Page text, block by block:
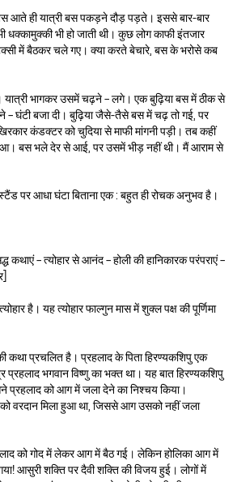
आते ही यात्री बस पकड़ने दौड़ पड़ते। इससे बार-बार
धक्कामुक्की भी हो जाती थी। कुछ लोग काफी इंतजार
में बैठकर चले गए। क्या करते बेचारे, बस के भरोसे कब
भागकर उसमें चढ़ने – लगे। एक बुढ़िया बस में ठीक से
– घंटी बजा दी। बुढ़िया जैसे-तैसे बस में चढ़ तो गई, पर
कंडक्टर को चुदिया से माफी मांगनी पड़ी। तब कहीं
बस भले देर से आई, पर उसमें भीड़ नहीं थी। मैं आराम से
पर आधा घंटा बिताना एक : बहुत ही रोचक अनुभव है।
कथाएं – त्योहार से आनंद – होली की हानिकारक परंपराएं –
है। यह त्योहार फाल्गुन मास में शुक्ल पक्ष की पूर्णिमा
कथा प्रचलित है। प्रहलाद के पिता हिरण्यकशिपु एक
प्रहलाद भगवान विष्णु का भक्त था। यह बात हिरण्यकशिपु
प्रहलाद को आग में जला देने का निश्चय किया।
को वरदान मिला हुआ था, जिससे आग उसको नहीं जला
को गोद में लेकर आग में बैठ गई। लेकिन होलिका आग में
आसुरी शक्ति पर दैवी शक्ति की विजय हुई। लोगों में